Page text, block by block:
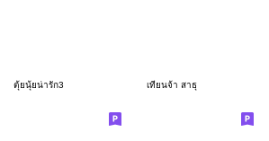
ตุ้ยนุ้ยน่ารัก3 เทียนจ้า สาธุ